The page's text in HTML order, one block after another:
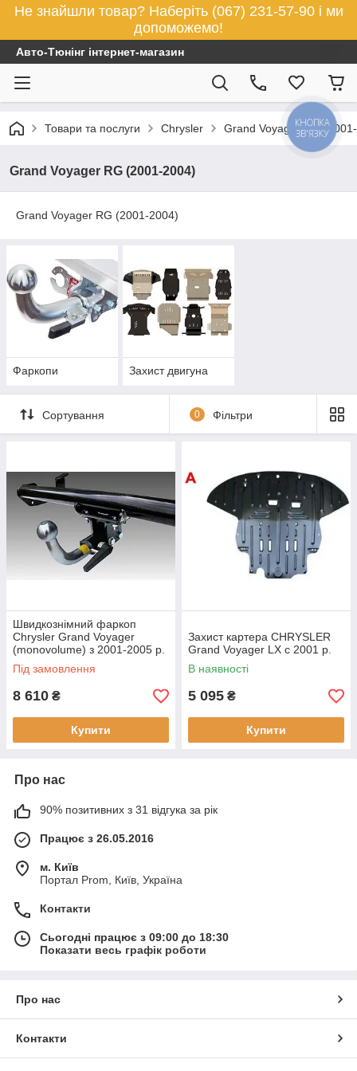
Не знайшли товар? Наберіть (067) 231-57-90 і ми
допоможемо!
Авто-Тюнінг інтернет-магазин
Товари та послуги Chrysler Grand Voyager RG
Grand Voyager RG (2001-2004)
Grand Voyager RG (2001-2004)
Фаркопи Захист двигуна
Сортування 0 Фільтри
Швидкознімний фаркоп
Chrysler Grand Voyager
(monovolume) з 2001-2005 р.
Під замовлення
8 610 ₴
Купити
Захист картера CHRYSLER
Grand Voyager LX c 2001 р.
В наявності
5 095 ₴
Купити
Про нас
90% позитивних з 31 відгука за рік
Працює з 26.05.2016
м. Київ
Портал Prom, Київ, Україна
Контакти
Сьогодні працює з 09:00 до 18:30
Показати весь графік роботи
Про нас
Контакти
КНОПКА
ЗВ'ЯЗКУ